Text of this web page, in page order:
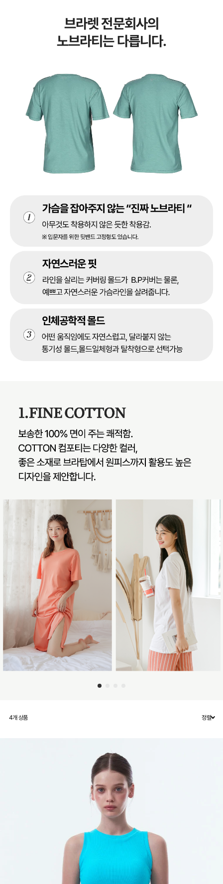
브라렛 전문회사의
노브라티는 다릅니다.
4개 상품 정렬